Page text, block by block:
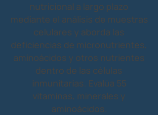
nutricional a largo plazo
mediante el análisis de muestras
celulares y aborda las
deficiencias de micronutrientes,
aminoácidos y otros nutrientes
dentro de las células
inmunitarias. Evalúa 55
vitaminas, minerales y
aminoácidos.